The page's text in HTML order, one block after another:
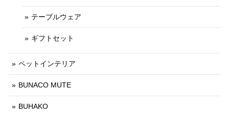
テーブルウェア
ギフトセット
ペットインテリア
BUNACO MUTE
BUHAKO